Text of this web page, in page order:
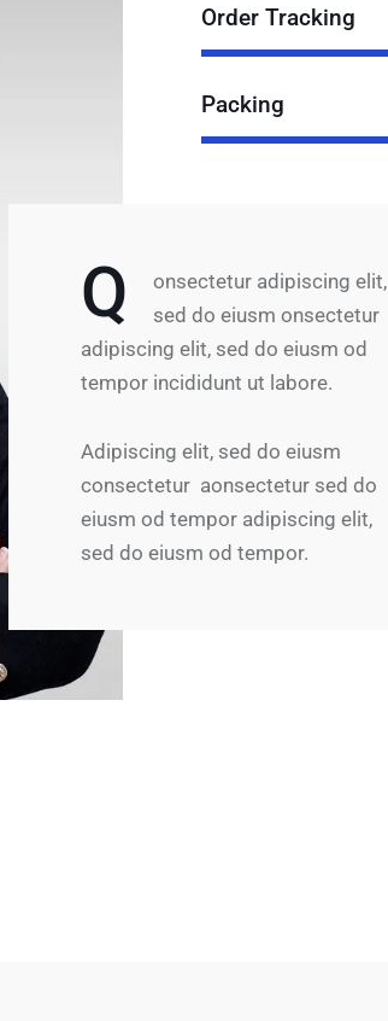
Order Tracking
Packing
Q
onsectetur adipiscing elit,
sed do eiusm onsectetur
adipiscing elit, sed do eiusm od
tempor incididunt ut labore.
Adipiscing elit, sed do eiusm
consectetur aonsectetur sed do
eiusm od tempor adipiscing elit,
sed do eiusm od tempor.